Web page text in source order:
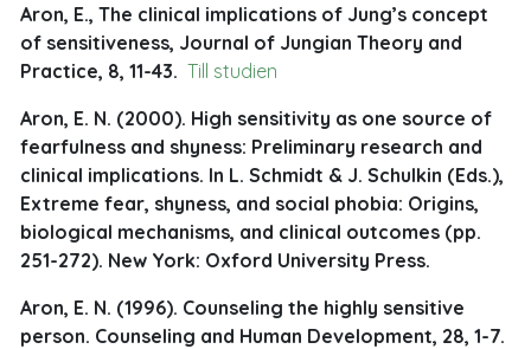
Aron, E., The clinical implications of Jung’s concept
of sensitiveness, Journal of Jungian Theory and
Practice, 8, 11-43. Till studien
Aron, E. N. (2000). High sensitivity as one source of
fearfulness and shyness: Preliminary research and
clinical implications. In L. Schmidt & J. Schulkin (Eds.),
Extreme fear, shyness, and social phobia: Origins,
biological mechanisms, and clinical outcomes (pp.
251-272). New York: Oxford University Press.
Aron, E. N. (1996). Counseling the highly sensitive
person. Counseling and Human Development, 28, 1-7.